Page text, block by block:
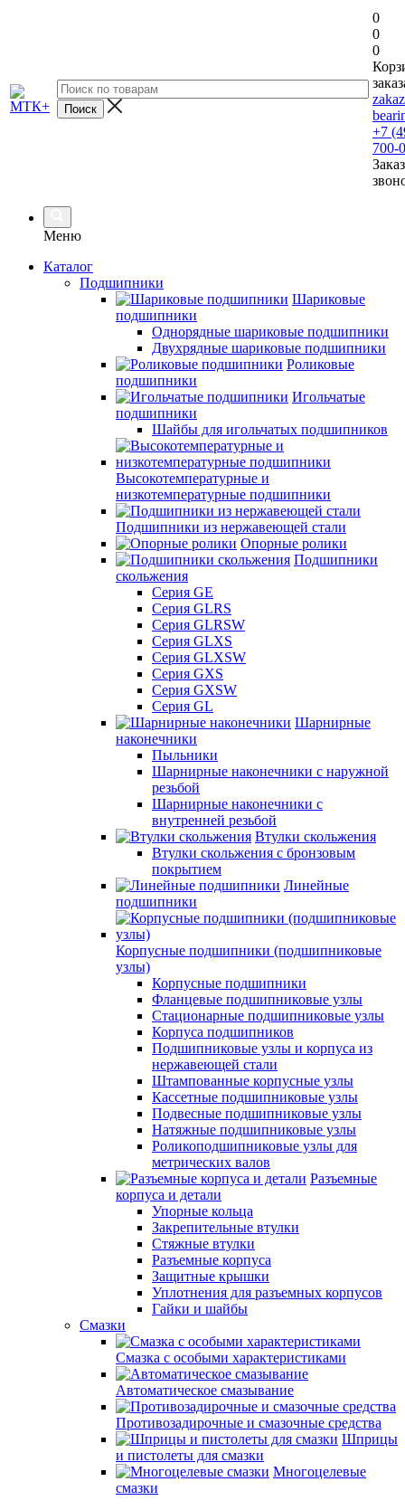
0
0
0
+7
700-
Меню
Каталог
Подшипники
Шариковые
подшипники
Однорядные шариковые подшипники
Двухрядные шариковые подшипники
Роликовые
подшипники
Игольчатые
подшипники
Шайбы для игольчатых подшипников
Высокотемпературные и
низкотемпературные подшипники
Подшипники из нержавеющей стали
Опорные ролики
Подшипники
скольжения
Серия GE
Серия GLRS
Серия GLRSW
Серия GLXS
Серия GLXSW
Серия GXS
Серия GXSW
Серия GL
Шарнирные
наконечники
Пыльники
Шарнирные наконечники с наружной
резьбой
Шарнирные наконечники с
внутренней резьбой
Втулки скольжения
Втулки скольжения с бронзовым
покрытием
Линейные
подшипники
Корпусные подшипники (подшипниковые
узлы)
Корпусные подшипники
Фланцевые подшипниковые узлы
Стационарные подшипниковые узлы
Корпуса подшипников
Подшипниковые узлы и корпуса из
нержавеющей стали
Штампованные корпусные узлы
Кассетные подшипниковые узлы
Подвесные подшипниковые узлы
Натяжные подшипниковые узлы
Роликоподшипниковые узлы для
метрических валов
Разъемные
корпуса и детали
Упорные кольца
Закрепительные втулки
Стяжные втулки
Разъемные корпуса
Защитные крышки
Уплотнения для разъемных корпусов
Гайки и шайбы
Смазки
Смазка с особыми характеристиками
Автоматическое смазывание
Противозадирочные и смазочные средства
Шприцы
и пистолеты для смазки
Многоцелевые
смазки